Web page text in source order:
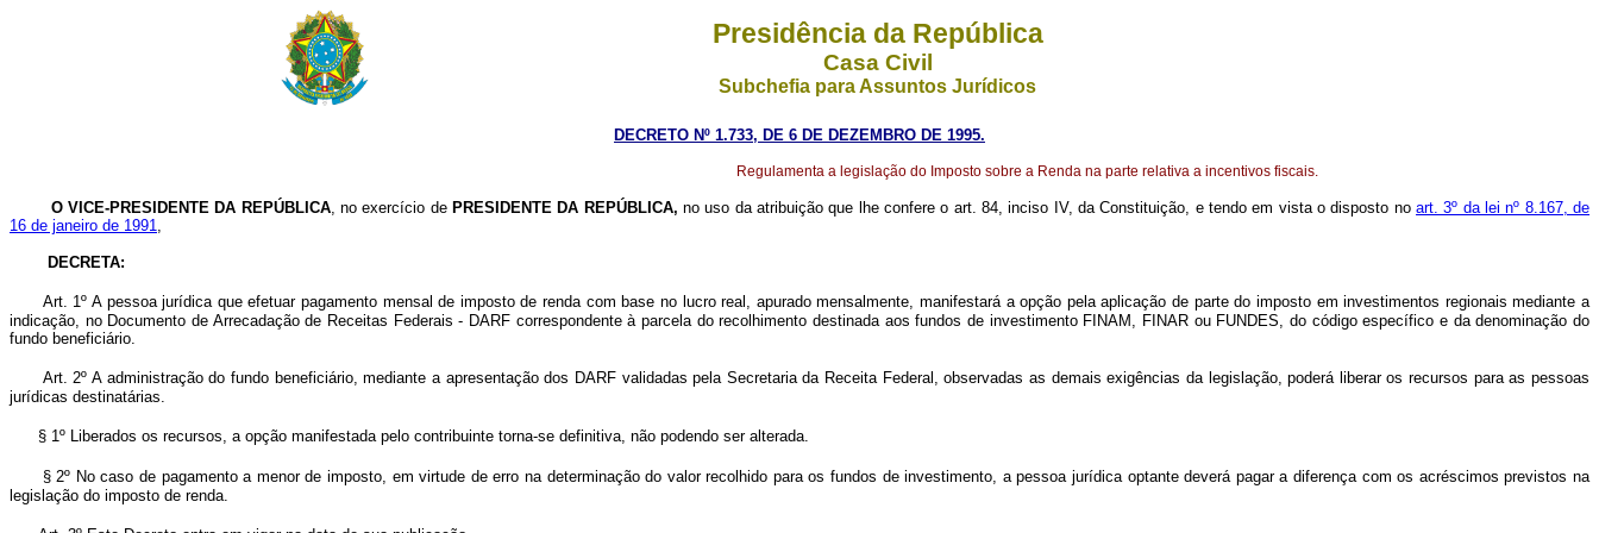
Presidência da República
Casa Civil
Subchefia para Assuntos Jurídicos
DECRETO Nº 1.733, DE 6 DE DEZEMBRO DE 1995.
Regulamenta a legislação do Imposto sobre a Renda na parte relativa a incentivos fiscais.
O VICE-PRESIDENTE DA REPÚBLICA, no exercício de PRESIDENTE DA REPÚBLICA, no uso da atribuição que lhe confere o art. 84, inciso IV, da Constituição, e tendo em vista o disposto noart. 3º da lei nº 8.167, de
16 de janeiro de 1991,
DECRETA:
Art. 1º A pessoa jurídica que efetuar pagamento mensal de imposto de renda com base no lucro real, apurado mensalmente, manifestará a opção pela aplicação de parte do imposto em investimentos regionais mediante a
indicação, no Documento de Arrecadação de Receitas Federais - DARF correspondente à parcela do recolhimento destinada aos fundos de investimento FINAM, FINAR ou FUNDES, do código específico e da denominação do
fundo beneficiário.
Art. 2º A administração do fundo beneficiário, mediante a apresentação dos DARF validadas pela Secretaria da Receita Federal, observadas as demais exigências da legislação, poderá liberar os recursos para as pessoas
jurídicas destinatárias.
§ 1º Liberados os recursos, a opção manifestada pelo contribuinte torna-se definitiva, não podendo ser alterada.
§ 2º No caso de pagamento a menor de imposto, em virtude de erro na determinação do valor recolhido para os fundos de investimento, a pessoa jurídica optante deverá pagar a diferença com os acréscimos previstos na
legislação do imposto de renda.